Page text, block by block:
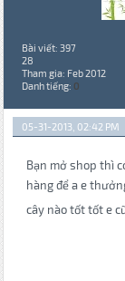
Bài viết: 397
28
Tham gia: Feb 2012
Danh tiếng: 0
05-31-2013, 02:42 PM
Bạn mở shop thì
hàng để a e
cây nào tốt tốt e